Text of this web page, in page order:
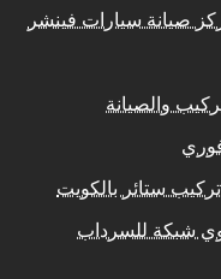
صيانة سيارات فينشر
والصيانة
ستائر بالكويت
شبكة للسرداب